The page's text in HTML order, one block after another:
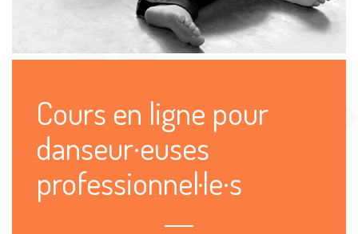
Cours en ligne pour
danseur·euses
professionnel·le·s